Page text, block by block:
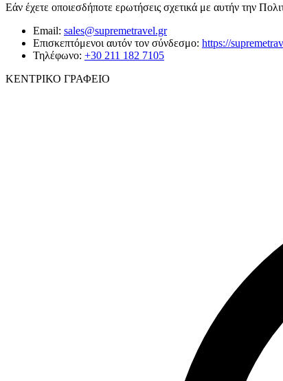
Εάν έχετε οποιεσδήποτε ερωτήσεις σχετικά με αυτήν την
Email: sales@supremetravel.gr
Επισκεπτόμενοι αυτόν τον σύνδεσμο: https://
Τηλέφωνο: +30 211 182 7105
ΚΕΝΤΡΙΚΟ ΓΡΑΦΕΙΟ